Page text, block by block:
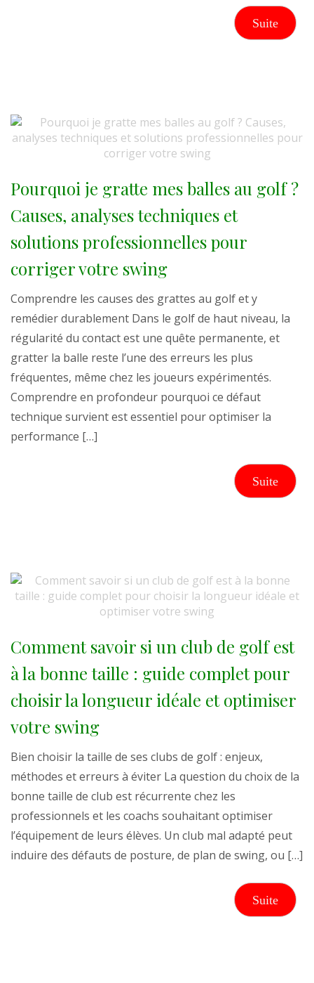
Suite
Pourquoi je gratte mes balles au golf ?
Causes, analyses techniques et
solutions professionnelles pour
corriger votre swing
Comprendre les causes des grattes au golf et y
remédier durablement Dans le golf de haut niveau, la
régularité du contact est une quête permanente, et
gratter la balle reste l’une des erreurs les plus
fréquentes, même chez les joueurs expérimentés.
Comprendre en profondeur pourquoi ce défaut
technique survient est essentiel pour optimiser la
performance […]
Suite
Comment savoir si un club de golf est
à la bonne taille : guide complet pour
choisir la longueur idéale et optimiser
votre swing
Bien choisir la taille de ses clubs de golf : enjeux,
méthodes et erreurs à éviter La question du choix de la
bonne taille de club est récurrente chez les
professionnels et les coachs souhaitant optimiser
l’équipement de leurs élèves. Un club mal adapté peut
induire des défauts de posture, de plan de swing, ou […]
Suite